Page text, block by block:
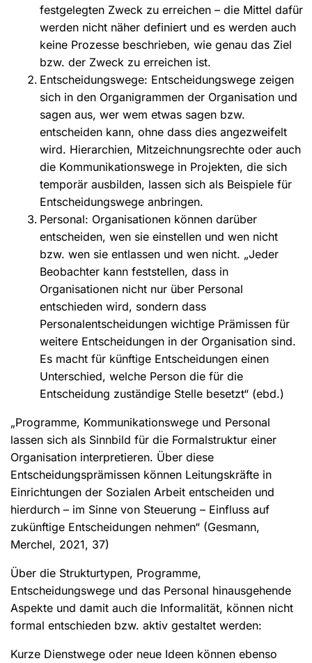
festgelegten Zweck zu erreichen – die Mittel dafür
werden nicht näher definiert und es werden auch
keine Prozesse beschrieben, wie genau das Ziel
bzw. der Zweck zu erreichen ist.
Entscheidungswege: Entscheidungswege zeigen
sich in den Organigrammen der Organisation und
sagen aus, wer wem etwas sagen bzw.
entscheiden kann, ohne dass dies angezweifelt
wird. Hierarchien, Mitzeichnungsrechte oder auch
die Kommunikationswege in Projekten, die sich
temporär ausbilden, lassen sich als Beispiele für
Entscheidungswege anbringen.
Personal: Organisationen können darüber
entscheiden, wen sie einstellen und wen nicht
bzw. wen sie entlassen und wen nicht. „Jeder
Beobachter kann feststellen, dass in
Organisationen nicht nur über Personal
entschieden wird, sondern dass
Personalentscheidungen wichtige Prämissen für
weitere Entscheidungen in der Organisation sind.
Es macht für künftige Entscheidungen einen
Unterschied, welche Person die für die
Entscheidung zuständige Stelle besetzt“ (ebd.)
„Programme, Kommunikationswege und Personal
lassen sich als Sinnbild für die Formalstruktur einer
Organisation interpretieren. Über diese
Entscheidungsprämissen können Leitungskräfte in
Einrichtungen der Sozialen Arbeit entscheiden und
hierdurch – im Sinne von Steuerung – Einfluss auf
zukünftige Entscheidungen nehmen“ (Gesmann,
Merchel, 2021, 37)
Über die Strukturtypen, Programme,
Entscheidungswege und das Personal hinausgehende
Aspekte und damit auch die Informalität, können nicht
formal entschieden bzw. aktiv gestaltet werden:
Kurze Dienstwege oder neue Ideen können ebenso